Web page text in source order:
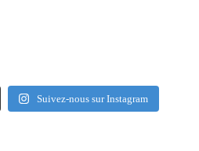
Suivez-nous sur Instagram